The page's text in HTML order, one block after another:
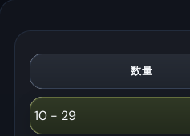
サマータイム / アッ
プルアイス
ィ /
フ
数量
10 - 29